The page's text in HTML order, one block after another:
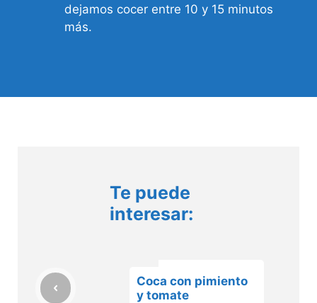
dejamos cocer entre 10 y 15 minutos
más.
Te puede
interesar:
Coca con pimiento
y tomate